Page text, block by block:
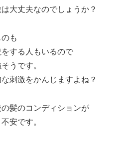
大丈夫なのでしょうか？
も
する人もいるので
うです。
刺激をかんじますよね？
髪のコンディションが
安です。